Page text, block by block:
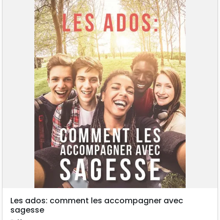
Les ados: comment les accompagner avec
sagesse